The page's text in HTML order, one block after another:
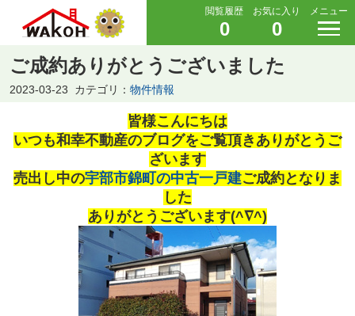
閲覧履歴
0
お気に入り
0
メニュー
ご成約ありがとうございました
2023-03-23 カテゴリ： 物件情報
皆様こんにちは
いつも和幸不動産のブログをご覧頂きありがとうご
ざいます
売出し中の宇部市錦町の中古一戸建ご成約となりま
した
ありがとうございます(^∇^)